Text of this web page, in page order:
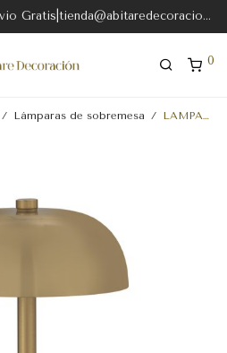
Tiempo entrega 10 dias | Envio Gratis|tienda@abitaredecoracion.com
0
/ Lámparas de sobremesa / LAMPARA SOBREMESA 16x16x24 METAL DORADO-CON BATERIA RECARGABLE